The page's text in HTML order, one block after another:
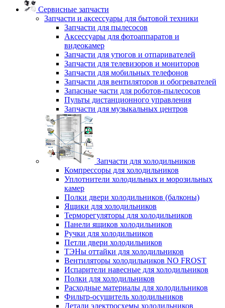
Сервисные запчасти
Запчасти и аксессуары для бытовой техники
Запчасти для пылесосов
Аксессуары для фотоаппаратов и
видеокамер
Запчасти для утюгов и отпаривателей
Запчасти для телевизоров и мониторов
Запчасти для мобильных телефонов
Запчасти для вентиляторов и обогревателей
Запасные части для роботов-пылесосов
Пульты дистанционного управления
Запчасти для музыкальных центров
Запчасти для холодильников
Компрессоры для холодильников
Уплотнители холодильных и морозильных
камер
Полки двери холодильников (балконы)
Ящики для холодильников
Терморегуляторы для холодильников
Панели ящиков холодильников
Ручки для холодильников
Петли двери холодильников
ТЭНы оттайки для холодильников
Вентиляторы холодильников NO FROST
Испарители навесные для холодильников
Полки для холодильников
Расходные материалы для холодильников
Фильтр-осушитель холодильников
Детали электросхемы холодильников